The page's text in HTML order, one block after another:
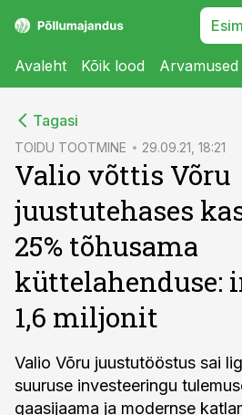
Avaleht Kõik lood Arvamused
Tagasi
TOIDU TOOTMINE 29.09.21, 18:21
Valio võttis Võru
juustutehases
25% tõhusama
küttelahenduse:
1,6 miljonit
Valio Võru juustutööstus sai
suuruse investeeringu
gaasijaama ja modernse